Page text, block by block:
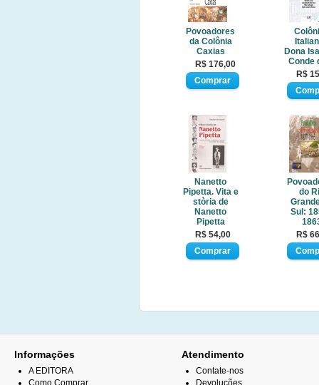
Povoadores
da Colônia
Caxias
R$ 176,00
Dona
Conde
R$
Nanetto
Pipetta. Vita e
stòria de
Nanetto
Pipetta
R$ 54,00
do
Sul:
R$
Informações
A EDITORA
Como Comprar
Atendimento
Contate-nos
Devoluções